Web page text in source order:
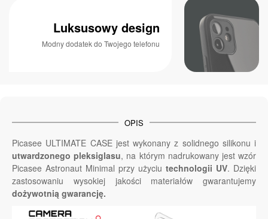
Luksusowy design
Modny dodatek do Twojego telefonu
OPIS
Picasee ULTIMATE CASE jest wykonany z solidnego silikonu i
utwardzonego pleksiglasu, na którym nadrukowany jest wzór
Picasee Astronaut Minimal przy użyciu technologii UV. Dzięki
zastosowaniu wysokiej jakości materiałów gwarantujemy
dożywotnią gwarancję.